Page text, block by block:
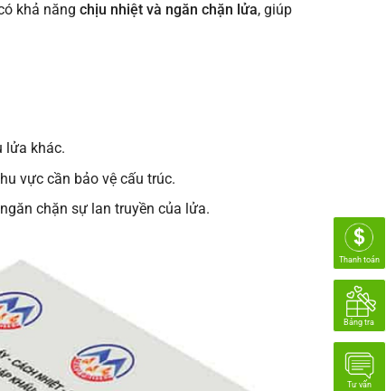
khả năng chịu nhiệt và ngăn chặn lửa, giúp
lửa khác.
vực cần bảo vệ cấu trúc.
chặn sự lan truyền của lửa.
Thanh toán
Bảng tra
Tư vấn